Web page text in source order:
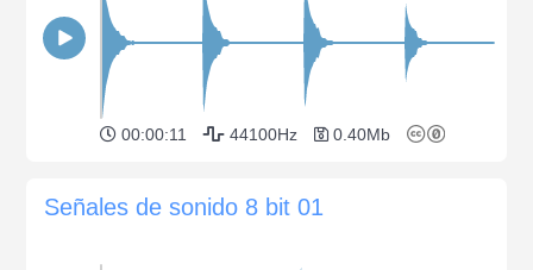
00:00:11 44100Hz 0.40Mb
Señales de sonido 8 bit 01